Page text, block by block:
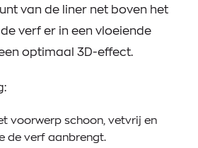
van de liner net boven het
verf er in een vloeiende
optimaal 3D-effect.
voorwerp schoon, vetvrij en
de verf aanbrengt.